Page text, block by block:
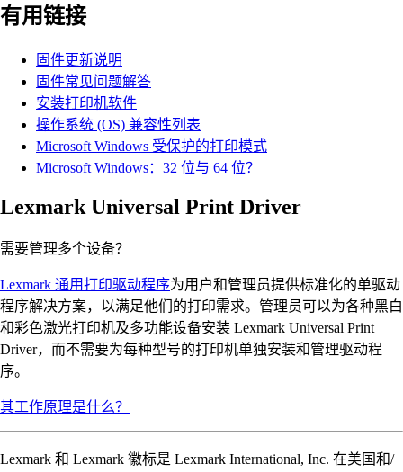
有用链接
固件更新说明
固件常见问题解答
安装打印机软件
操作系统 (OS) 兼容性列表
Microsoft Windows 受保护的打印模式
Microsoft Windows：32 位与 64 位？
Lexmark Universal Print Driver
需要管理多个设备？
Lexmark 通用打印驱动程序为用户和管理员提供标准化的单驱动
程序解决方案，以满足他们的打印需求。管理员可以为各种黑白
和彩色激光打印机及多功能设备安装 Lexmark Universal Print
Driver，而不需要为每种型号的打印机单独安装和管理驱动程
序。
其工作原理是什么？
Lexmark 和 Lexmark 徽标是 Lexmark International, Inc. 在美国和/